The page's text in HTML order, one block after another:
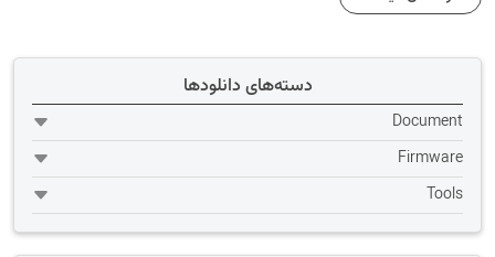
دسته‌های دانلودها
Document
Firmware
Tools